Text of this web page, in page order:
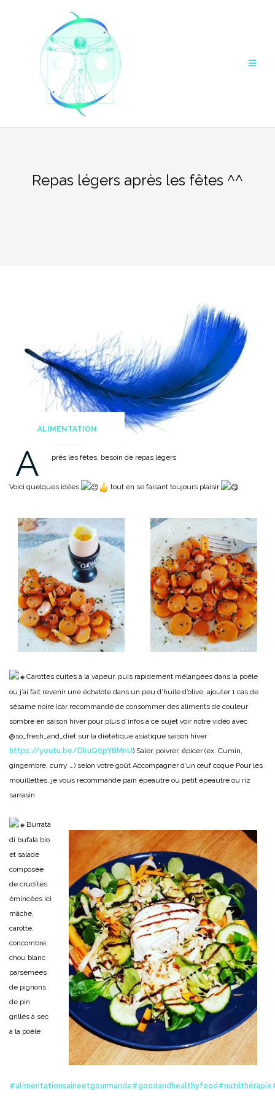
Repas légers après les fêtes ^^
ALIMENTATION
A près les fêtes, besoin de repas légers
Voici quelques idées tout en se faisant toujours plaisir
Carottes cuites à la vapeur, puis rapidement mélangées dans la poêle
où j’ai fait revenir une échalote dans un peu d’huile d’olive, ajouter 1 cas de
sésame noire (car recommandé de consommer des aliments de couleur
sombre en saison hiver pour plus d’infos à ce sujet voir notre vidéo avec
@so_fresh_and_diet sur la diététique asiatique saison hiver
https://youtu.be/DkuQ0pYBMnU) Saler, poivrer, épicer (ex. Cumin,
gingembre, curry …) selon votre goût Accompagner d’un œuf coque Pour les
mouillettes, je vous recommande pain épeautre ou petit épeautre ou riz
sarrasin
Burrata
di bufala bio
et salade
composée
de crudités
émincées ici
mâche,
carotte,
concombre,
chou blanc
parsemées
de pignons
de pin
grillés à sec
à la poêle
#alimentationsaineetgourmande#goodandhealthyfood #nutrithérapie